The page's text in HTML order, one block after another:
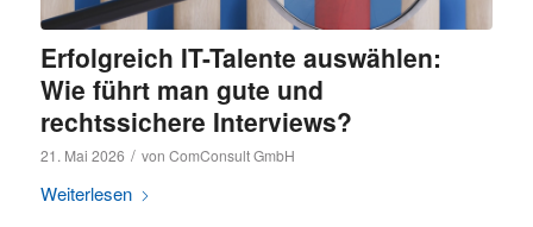
Erfolgreich IT-Talente auswählen:
Wie führt man gute und
rechtssichere Interviews?
21. Mai 2026 / von ComConsult GmbH
Weiterlesen